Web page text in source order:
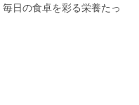
日の食卓を彩る栄養たっ